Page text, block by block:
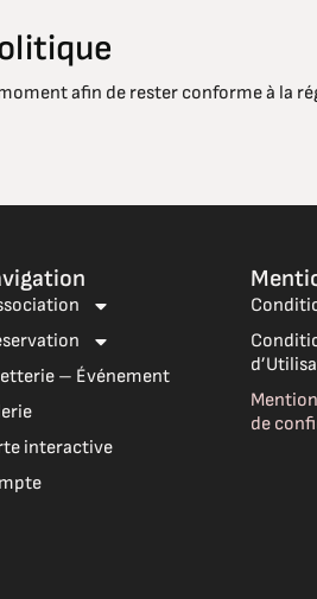
afin de rester conforme à la
– Événement
interactive
de